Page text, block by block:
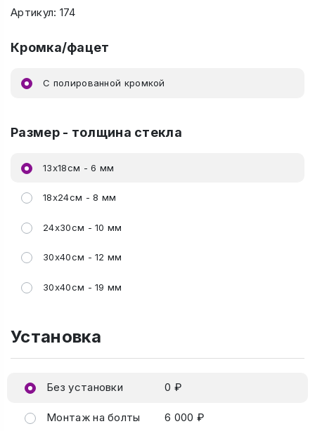
Артикул: 174
Кромка/фацет
C полированной кромкой
Размер - толщина стекла
13х18см - 6 мм
18х24см - 8 мм
24х30см - 10 мм
30х40см - 12 мм
30х40см - 19 мм
Установка
Без установки 0 ₽
Монтаж на болты 6 000 ₽